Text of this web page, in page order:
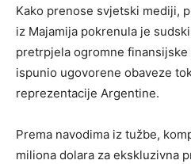
Kako prenose svjetski mediji,
iz Majamija pokrenula je
pretrpjela ogromne
ispunio ugovorene obaveze
reprezentacije Argentine.
Prema navodima iz tužbe,
miliona dolara za ekskluzivna